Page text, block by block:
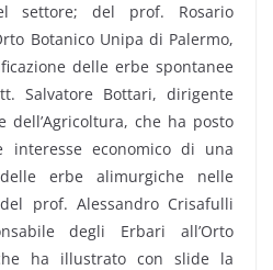
settore; del prof. Rosario
Botanico Unipa di Palermo,
delle erbe spontanee
Salvatore Bottari, dirigente
dell’Agricoltura, che ha posto
interesse economico di una
erbe alimurgiche nelle
prof. Alessandro Crisafulli
degli Erbari all’Orto
ha illustrato con slide la